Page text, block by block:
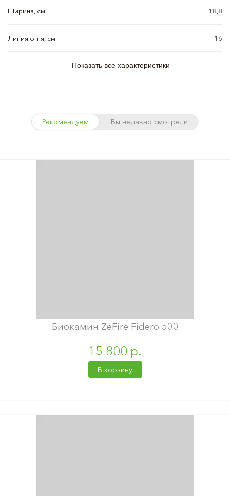
Ширина, см 18,8
Линия огня, см 16
Показать все характеристики
Рекомендуем Вы недавно смотрели
Биокамин ZeFire Fidero 500
15 800 р.
В корзину